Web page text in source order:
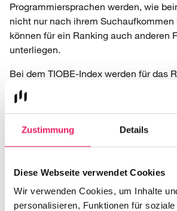
Zustimmung Details
Diese Webseite verwendet Cookies
Wir verwenden Cookies, um Inhalte
personalisieren, Funktionen für
Programmiersprachen werden, wie
nicht nur nach ihrem Suchaufkommen
können für ein Ranking auch anderen
unterliegen.
Bei dem TIOBE-Index werden für das
die Anzahl an Engineers, die weltweit
Sprache beherrschen, sowie Kurse,
Anhand der Zuwachsrate wird der
gekürt. Im Jahr 2021 hat die
erzielt und liegt mit einem Zuwachs
C++ (+1,99 %), C (+1,66 %) und R